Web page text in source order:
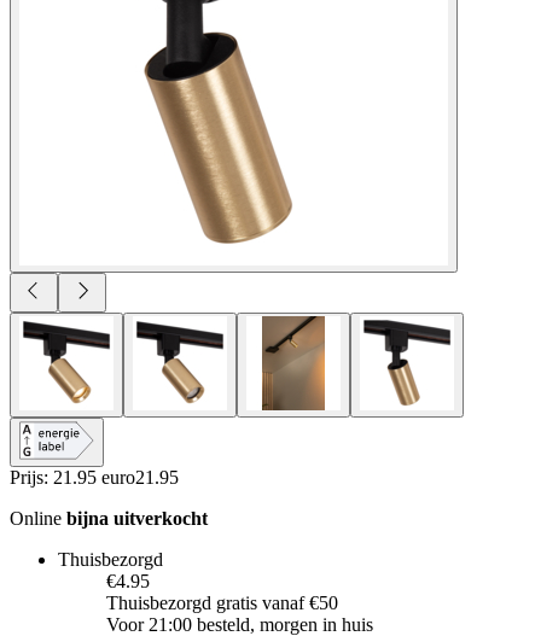
Prijs: 21.95 euro21 .95
Online bijna uitverkocht
Thuisbezorgd
€4.95
Thuisbezorgd gratis vanaf €50
Voor 21:00 besteld, morgen in huis